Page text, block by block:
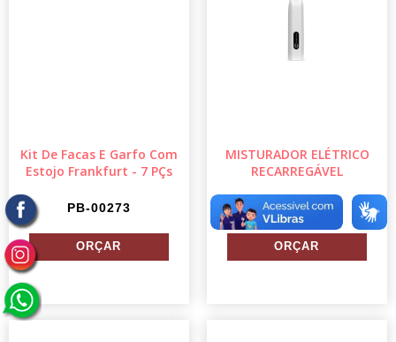
Kit De Facas E Garfo Com
Estojo Frankfurt - 7 PÇs
PB-00273
MISTURADOR ELÉTRICO
RECARREGÁVEL
09303